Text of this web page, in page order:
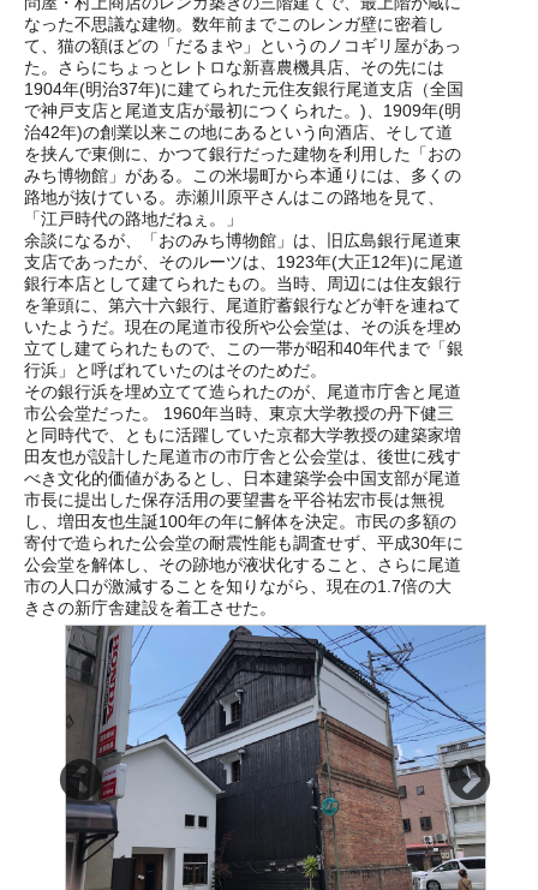
なった不思議な建物。数年前までこのレンガ壁に密着し
て、猫の額ほどの「だるまや」というのノコギリ屋があっ
た。さらにちょっとレトロな新喜農機具店、その先には
1904年(明治37年)に建てられた元住友銀行尾道支店（全国
で神戸支店と尾道支店が最初につくられた。)、1909年(明
治42年)の創業以来この地にあるという向酒店、そして道
を挟んで東側に、かつて銀行だった建物を利用した「おの
みち博物館」がある。この米場町から本通りには、多くの
路地が抜けている。赤瀬川原平さんはこの路地を見て、
「江戸時代の路地だねぇ。」
余談になるが、「おのみち博物館」は、旧広島銀行尾道東
支店であったが、そのルーツは、1923年(大正12年)に尾道
銀行本店として建てられたもの。当時、周辺には住友銀行
を筆頭に、第六十六銀行、尾道貯蓄銀行などが軒を連ねて
いたようだ。現在の尾道市役所や公会堂は、その浜を埋め
立てし建てられたもので、この一帯が昭和40年代まで「銀
行浜」と呼ばれていたのはそのためだ。
その銀行浜を埋め立てて造られたのが、尾道市庁舎と尾道
市公会堂だった。 1960年当時、東京大学教授の丹下健三
と同時代で、ともに活躍していた京都大学教授の建築家増
田友也が設計した尾道市の市庁舎と公会堂は、後世に残す
べき文化的価値があるとし、日本建築学会中国支部が尾道
市長に提出した保存活用の要望書を平谷祐宏市長は無視
し、増田友也生誕100年の年に解体を決定。市民の多額の
寄付で造られた公会堂の耐震性能も調査せず、平成30年に
公会堂を解体し、その跡地が液状化すること、さらに尾道
市の人口が激減することを知りながら、現在の1.7倍の大
きさの新庁舎建設を着工させた。